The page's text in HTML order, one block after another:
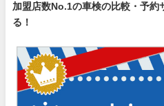
加盟店数No.1の車検の比較・予約
る！